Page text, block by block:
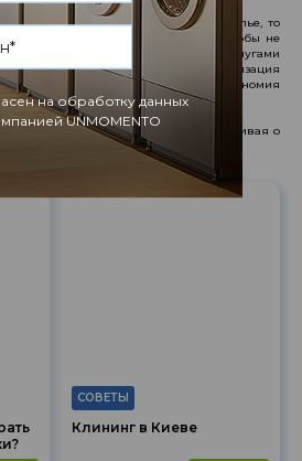
часто нужно менять постельное белье, то
это раз в неделю, не реже. А чтобы не
хлопотами, воспользуйтесь услугами
стирка в нашей сети - минимизация
комплекта и существенная экономия
в чистой и свежей постели, не переживая о
на себя!
СОВЕТЫ
Клининг в Киеве
на обработку данных
UNMOMENTO